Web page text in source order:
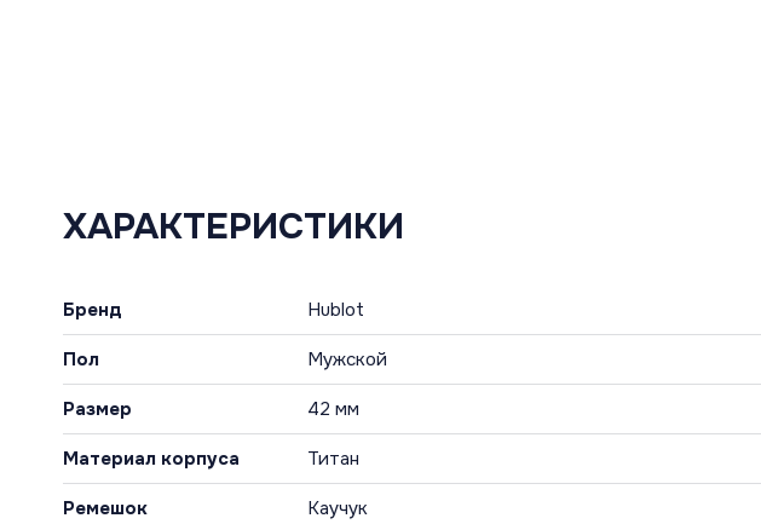
ХАРАКТЕРИСТИКИ
Бренд Hublot
Пол Мужской
Размер 42 мм
Материал корпуса Титан
Ремешок Каучук